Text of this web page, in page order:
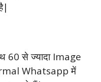
60 से ज्यादा Image
Whatsapp में